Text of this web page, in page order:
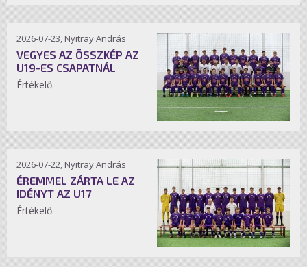
2026-07-23, Nyitray András
VEGYES AZ ÖSSZKÉP AZ
U19-ES CSAPATNÁL
Értékelő.
2026-07-22, Nyitray András
ÉREMMEL ZÁRTA LE AZ
IDÉNYT AZ U17
Értékelő.